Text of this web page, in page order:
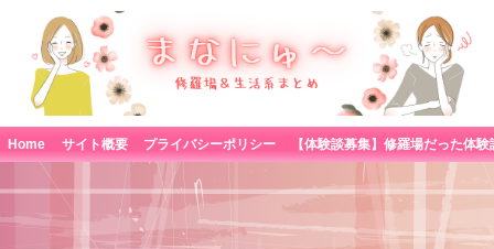
Home サイト概要 プライバシーポリシー